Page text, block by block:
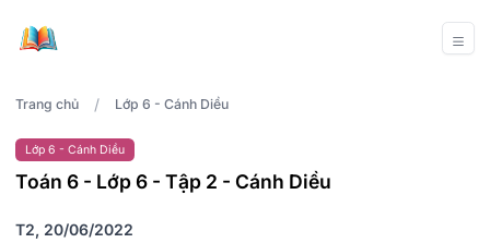
Trang chủ / Lớp 6 - Cánh Diều
Lớp 6 - Cánh Diều
Toán 6 - Lớp 6 - Tập 2 - Cánh Diều
T2, 20/06/2022